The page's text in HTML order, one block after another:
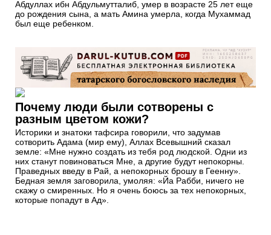
Абдуллах ибн Абдульмутталиб, умер в возрасте 25 лет еще
до рождения сына, а мать Амина умерла, когда Мухаммад
был еще ребенком.
Почему люди были сотворены с
разным цветом кожи?
Историки и знатоки тафсира говорили, что задумав
сотворить Адама (мир ему), Аллах Всевышний сказал
земле: «Мне нужно создать из тебя род людской. Одни из
них станут повиноваться Мне, а другие будут непокорны.
Праведных введу в Рай, а непокорных брошу в Геенну».
Бедная земля заговорила, умоляя: «Йа Рабби, ничего не
скажу о смиренных. Но я очень боюсь за тех непокорных,
которые попадут в Ад».